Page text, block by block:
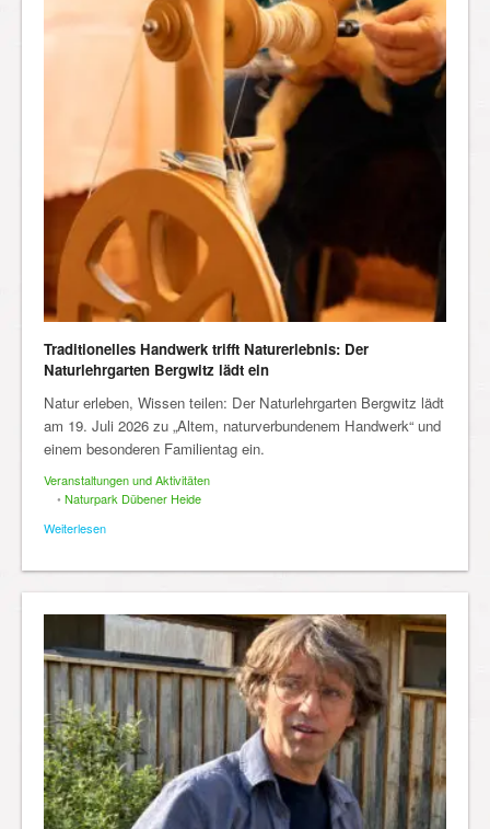
Traditionelles Handwerk trifft Naturerlebnis: Der
Naturlehrgarten Bergwitz lädt ein
Natur erleben, Wissen teilen: Der Naturlehrgarten Bergwitz lädt
am 19. Juli 2026 zu „Altem, naturverbundenem Handwerk“ und
einem besonderen Familientag ein.
Veranstaltungen und Aktivitäten
• Naturpark Dübener Heide
Weiterlesen